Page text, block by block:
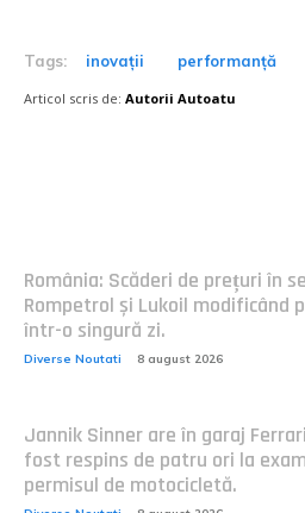
Tags: inovații performanță
Articol scris de: Autorii Autoatu
România: Scăderi de prețuri în
Rompetrol și Lukoil modificând
într-o singură zi.
Diverse Noutati 8 august 2026
Jannik Sinner are în garaj
fost respins de patru ori la
permisul de motocicletă.